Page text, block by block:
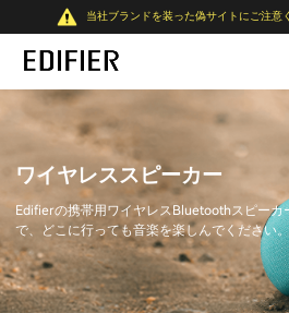
当社ブランドを装った偽サイトにご注意
ワイヤレススピーカー
Edifierの携帯用ワイヤレスBluetoothスピーカ
で、どこに行っても音楽を楽しんでください